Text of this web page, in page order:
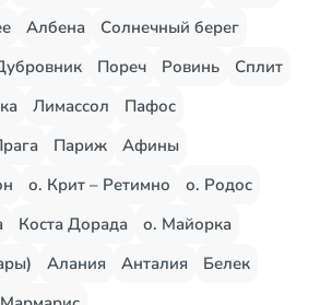
Албена
Солнечный берег
Пореч Ровинь
Сплит
Лимассол
Пафос
Париж
Афины
о. Крит – Ретимно
о. Родос
Коста Дорада
о. Майорка
Алания Анталия
Белек